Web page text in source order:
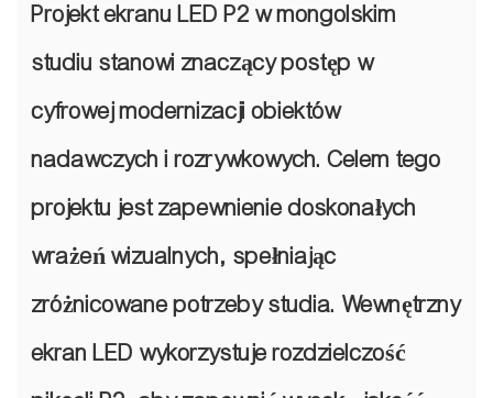
Projekt ekranu LED P2 w mongolskim
studiu stanowi znaczący postęp w
cyfrowej modernizacji obiektów
nadawczych i rozrywkowych. Celem tego
projektu jest zapewnienie doskonałych
wrażeń wizualnych, spełniając
zróżnicowane potrzeby studia. Wewnętrzny
ekran LED wykorzystuje rozdzielczość